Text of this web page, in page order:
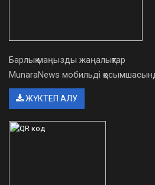
Барлық маңызды жаңалықтар
MunaraNews мобильді
ЖҮКТЕП АЛУ